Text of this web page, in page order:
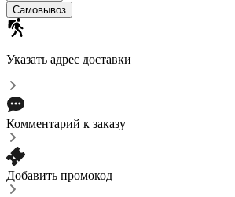
Самовывоз
Указать адрес доставки
Комментарий к заказу
Добавить промокод